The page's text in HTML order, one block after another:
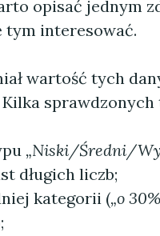
opisać jednym
tym interesować.
wartość tych
sprawdzonych
„Niski/Średni/
długich liczb;
kategorii („o